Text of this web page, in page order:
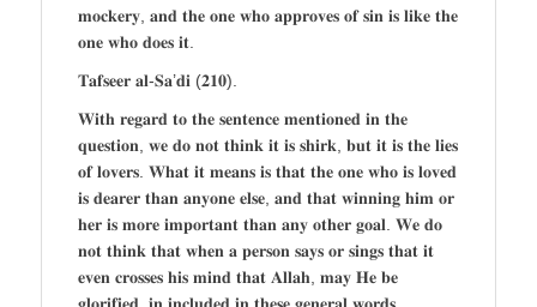
𝐦𝐨𝐜𝐤𝐞𝐫𝐲, 𝐚𝐧𝐝 𝐭𝐡𝐞 𝐨𝐧𝐞 𝐰𝐡𝐨 𝐚𝐩𝐩𝐫𝐨𝐯𝐞𝐬 𝐨𝐟 𝐬𝐢𝐧 𝐢𝐬 𝐥𝐢𝐤𝐞 𝐭𝐡𝐞
𝐨𝐧𝐞 𝐰𝐡𝐨 𝐝𝐨𝐞𝐬 𝐢𝐭.
𝐓𝐚𝐟𝐬𝐞𝐞𝐫 𝐚𝐥-𝐒𝐚’𝐝𝐢 (𝟐𝟏𝟎).
𝐖𝐢𝐭𝐡 𝐫𝐞𝐠𝐚𝐫𝐝 𝐭𝐨 𝐭𝐡𝐞 𝐬𝐞𝐧𝐭𝐞𝐧𝐜𝐞 𝐦𝐞𝐧𝐭𝐢𝐨𝐧𝐞𝐝 𝐢𝐧 𝐭𝐡𝐞
𝐪𝐮𝐞𝐬𝐭𝐢𝐨𝐧, 𝐰𝐞 𝐝𝐨 𝐧𝐨𝐭 𝐭𝐡𝐢𝐧𝐤 𝐢𝐭 𝐢𝐬 𝐬𝐡𝐢𝐫𝐤, 𝐛𝐮𝐭 𝐢𝐭 𝐢𝐬 𝐭𝐡𝐞 𝐥𝐢𝐞𝐬
𝐨𝐟 𝐥𝐨𝐯𝐞𝐫𝐬. 𝐖𝐡𝐚𝐭 𝐢𝐭 𝐦𝐞𝐚𝐧𝐬 𝐢𝐬 𝐭𝐡𝐚𝐭 𝐭𝐡𝐞 𝐨𝐧𝐞 𝐰𝐡𝐨 𝐢𝐬 𝐥𝐨𝐯𝐞𝐝
𝐢𝐬 𝐝𝐞𝐚𝐫𝐞𝐫 𝐭𝐡𝐚𝐧 𝐚𝐧𝐲𝐨𝐧𝐞 𝐞𝐥𝐬𝐞, 𝐚𝐧𝐝 𝐭𝐡𝐚𝐭 𝐰𝐢𝐧𝐧𝐢𝐧𝐠 𝐡𝐢𝐦 𝐨𝐫
𝐡𝐞𝐫 𝐢𝐬 𝐦𝐨𝐫𝐞 𝐢𝐦𝐩𝐨𝐫𝐭𝐚𝐧𝐭 𝐭𝐡𝐚𝐧 𝐚𝐧𝐲 𝐨𝐭𝐡𝐞𝐫 𝐠𝐨𝐚𝐥. 𝐖𝐞 𝐝𝐨
𝐧𝐨𝐭 𝐭𝐡𝐢𝐧𝐤 𝐭𝐡𝐚𝐭 𝐰𝐡𝐞𝐧 𝐚 𝐩𝐞𝐫𝐬𝐨𝐧 𝐬𝐚𝐲𝐬 𝐨𝐫 𝐬𝐢𝐧𝐠𝐬 𝐭𝐡𝐚𝐭 𝐢𝐭
𝐞𝐯𝐞𝐧 𝐜𝐫𝐨𝐬𝐬𝐞𝐬 𝐡𝐢𝐬 𝐦𝐢𝐧𝐝 𝐭𝐡𝐚𝐭 𝐀𝐥𝐥𝐚𝐡, 𝐦𝐚𝐲 𝐇𝐞 𝐛𝐞